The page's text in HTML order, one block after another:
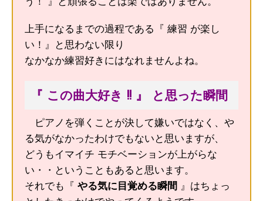
上手になるまでの過程である『 練習 が楽し
い！』と思わない限り
なかなか練習好きにはなれませんよね。
『 この曲大好き !! 』 と思った瞬間
ピアノを弾くことが決して嫌いではなく、や
る気がなかったわけでもないと思いますが、
どうもイマイチ モチベーションが上がらな
い・・ということもあると思います。
それでも『 やる気に目覚める瞬間 』はちょっ